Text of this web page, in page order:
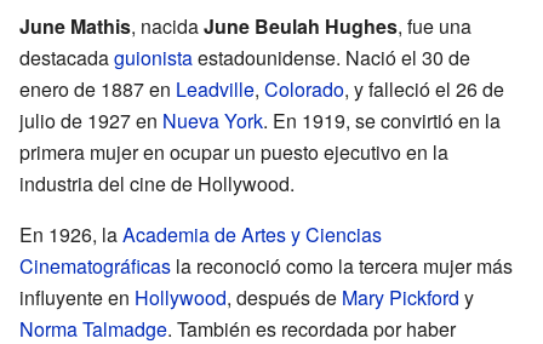
June Mathis, nacidaJune Beulah Hughes, fue una
destacadaguionistaestadounidense. Nació el 30 de
enero de 1887 en Leadville, Colorado, y falleció el 26 de
julio de 1927 en Nueva York. En 1919, se convirtió en la
primera mujer en ocupar un puesto ejecutivo en la
industria del cine de Hollywood.
En 1926, laAcademia de Artes y Ciencias
Cinematográficas la reconoció como la tercera mujer más
influyente en Hollywood, después de Mary Pickford y
Norma Talmadge. También es recordada por haber